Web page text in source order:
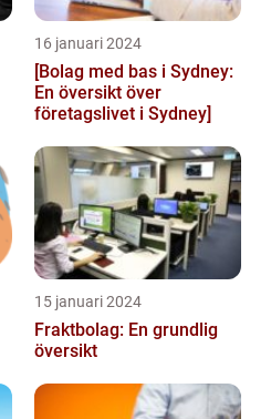
16 januari 2024
[Bolag med bas i Sydney:
En översikt över
företagslivet i Sydney]
15 januari 2024
Fraktbolag: En grundlig
översikt